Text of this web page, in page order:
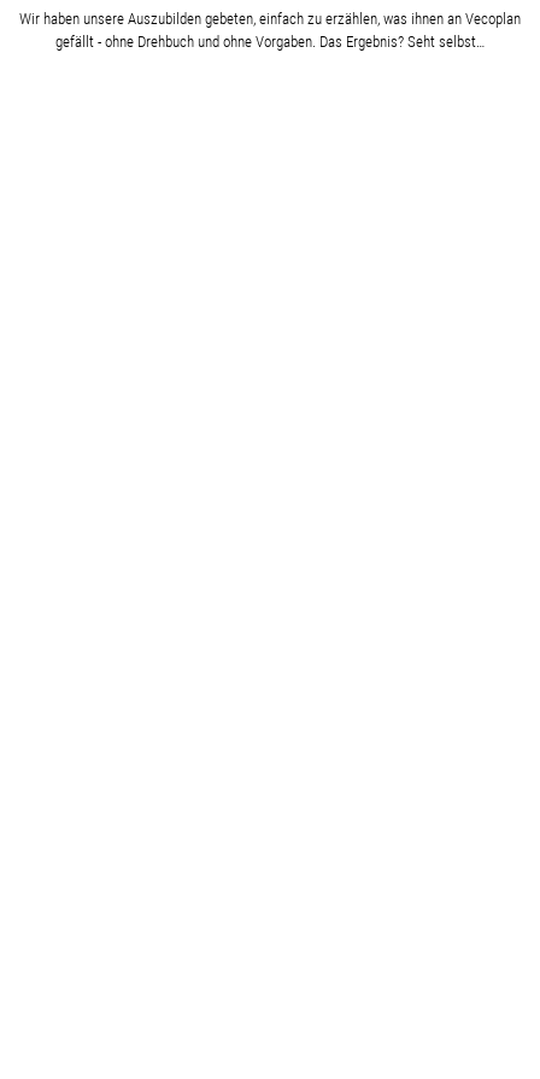
Wir haben unsere Auszubilden gebeten, einfach zu erzählen, was ihnen an Vecoplan
gefällt - ohne Drehbuch und ohne Vorgaben. Das Ergebnis? Seht selbst…